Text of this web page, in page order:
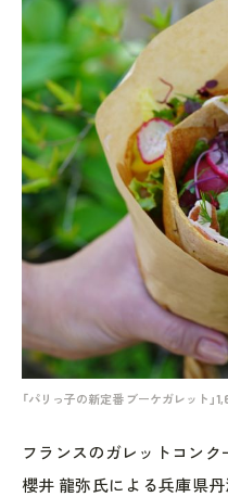
「パリっ子の新定番 ブーケガレット
フランスのガレットコンク
櫻井 龍弥氏による兵庫県